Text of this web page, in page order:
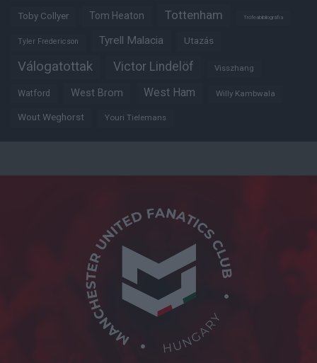
Toby Collyer Tom Heaton Tottenham Trófeabibliográfia
Tyler Fredericson Tyrell Malacia Utazás
Válogatottak Victor Lindelöf Visszhang
Watford West Brom West Ham Willy Kambwala
Wout Weghorst Youri Tielemans